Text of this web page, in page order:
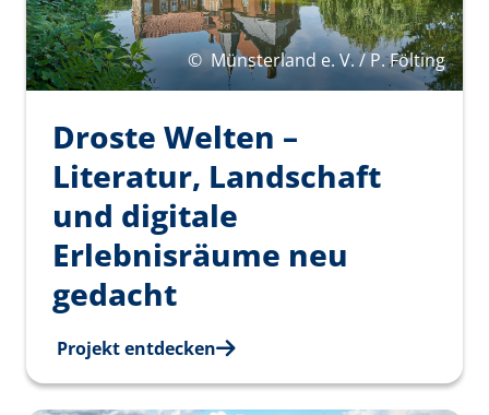
© Münsterland e. V. / P. Fölting
Droste Welten –
Literatur, Landschaft
und digitale
Erlebnisräume neu
gedacht
Projekt entdecken